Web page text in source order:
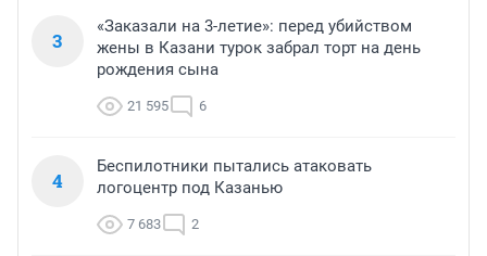
3
«Заказали на 3-летие»: перед убийством
жены в Казани турок забрал торт на день
рождения сына
21 595 6
4
Беспилотники пытались атаковать
логоцентр под Казанью
7 683 2